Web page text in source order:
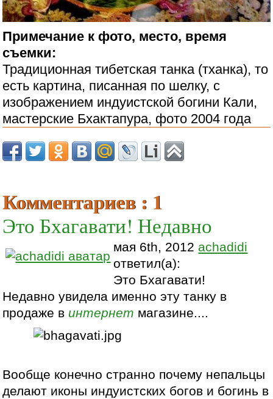
Примечание к фото, место, время
съемки:
Традиционная тибетская танка (тханка), то
есть картина, писанная по шелку, с
изображением индуистской богини Кали,
мастерские Бхактапура, фото 2004 года
Комментариев : 1
Это Бхагавати! Недавно
мая 6th, 2012 achadidi
ответил(а):
Это Бхагавати!
Недавно увидела именно эту танку в
продаже в интернет магазине....
Вообще конечно странно почему непальцы
делают иконы индуистских богов и богинь в